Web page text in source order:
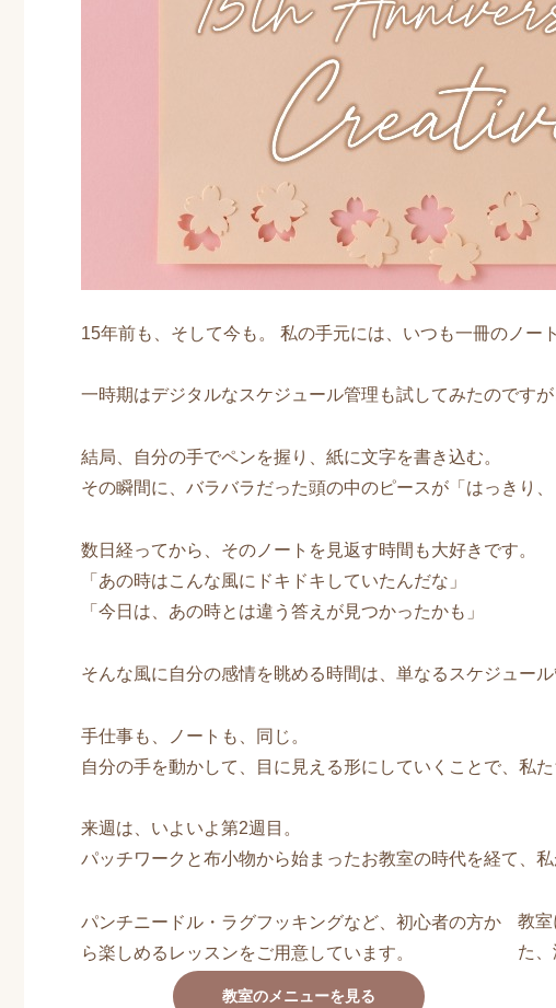
15年前も、そして今も。 私の手元には、いつも一冊のノー
一時期はデジタルなスケジュール管理も試してみたのです
結局、自分の手でペンを握り、紙に文字を書き込む。
その瞬間に、バラバラだった頭の中のピースが「はっきり
数日経ってから、そのノートを見返す時間も大好きです。
「あの時はこんな風にドキドキしていたんだな」
「今日は、あの時とは違う答えが見つかったかも」
そんな風に自分の感情を眺める時間は、単なるスケジュー
手仕事も、ノートも、同じ。
自分の手を動かして、目に見える形にしていくことで、私
来週は、いよいよ第2週目。
パッチワークと布小物から始まったお教室の時代を経て、
パンチニードル・ラグフッキングなど、初心者の方か
ら楽しめるレッスンをご用意しています。
教室のメニューを見る
教
た